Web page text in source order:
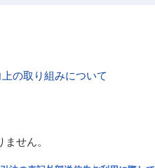
の取り組みについて
せん。